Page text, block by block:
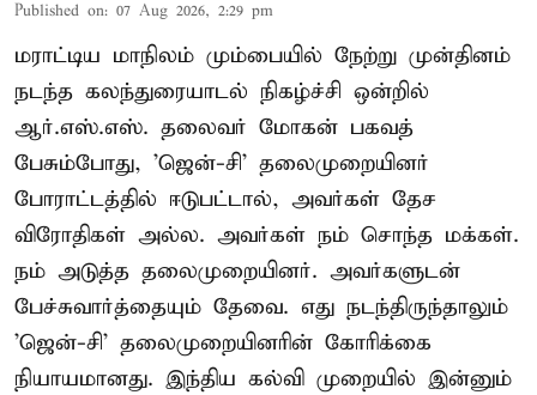
Published on: 07 Aug 2026, 2:29 pm
மராட்டிய மாநிலம் மும்பையில் நேற்று முன்தினம்
நடந்த கலந்துரையாடல் நிகழ்ச்சி ஒன்றில்
ஆர்.எஸ்.எஸ். தலைவர் மோகன் பகவத்
பேசும்போது, 'ஜென்-சி' தலைமுறையினர்
போராட்டத்தில் ஈடுபட்டால், அவர்கள் தேச
விரோதிகள் அல்ல. அவர்கள் நம் சொந்த மக்கள்.
நம் அடுத்த தலைமுறையினர். அவர்களுடன்
பேச்சுவார்த்தையும் தேவை. எது நடந்திருந்தாலும்
'ஜென்-சி' தலைமுறையினரின் கோரிக்கை
நியாயமானது. இந்திய கல்வி முறையில் இன்னும்